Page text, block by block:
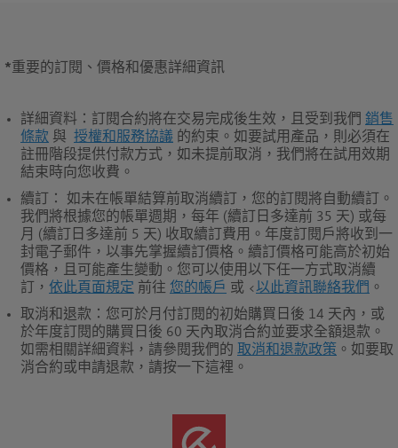
*重要的訂閱、價格和優惠詳細資訊
詳細資料 ：訂閱合約將在交易完成後生效，且受到我們 銷售
條款 與 授權和服務協議 的約束。如要試用產品，則必須在
註冊階段提供付款方式，如未提前取消，我們將在試用效期
結束時向您收費。
續訂
： 如未在帳單結算前取消續訂，您的訂閱將自動續訂。
我們將根據您的帳單週期，每年 (續訂日多達前 35 天) 或每
月 (續訂日多達前 5 天) 收取續訂費用。年度訂閱戶將收到一
封電子郵件，以事先掌握續訂價格。續訂價格可能高於初始
價格，且可能產生變動。您可以使用以下任一方式取消續
訂， 依此頁面規定 前往 您的帳戶 或 <以此資訊聯絡我們 。
取消和退款 ：您可於月付訂閱的初始購買日後 14 天內，或
於年度訂閱的購買日後 60 天內取消合約並要求全額退款。
如需相關詳細資料，請參閱我們的 取消和退款政策 。如要取
消合約或申請退款，請按一下這裡。